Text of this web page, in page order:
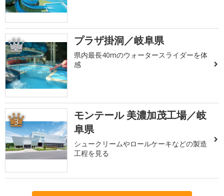
2 プラザ掛洞／岐阜県
県内最長40mのウォータースライダーを体
感
3
モンテール 美濃加茂工場／岐
阜県
シュークリームやロールケーキなどの製造
工程を見る